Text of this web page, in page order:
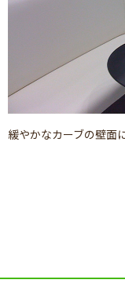
緩やかなカーブの壁面